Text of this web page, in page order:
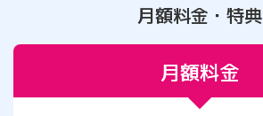
月額料金・特典
月額料金